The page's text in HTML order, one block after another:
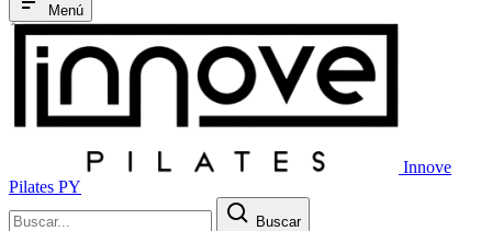
Menú
Innove
Pilates PY
Buscar